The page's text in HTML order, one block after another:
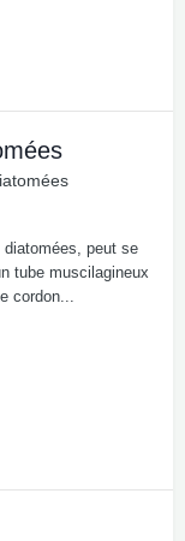
diatomées, peut se
tube muscilagineux
cordon...